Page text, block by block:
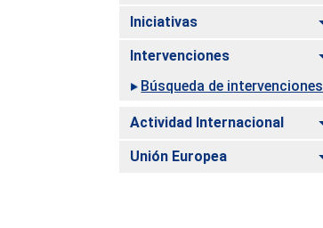
Iniciativas
Intervenciones
Búsqueda de intervenciones
Actividad Internacional
Unión Europea